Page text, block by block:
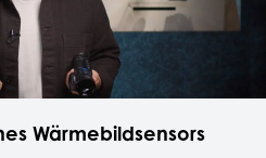
Wärmebildsensors